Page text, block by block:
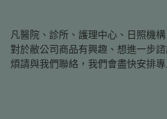
凡醫院、診所、護理中心、日照機構
對於敝公司商品有興趣、想進一步諮
煩請與我們聯絡，我們會盡快安排